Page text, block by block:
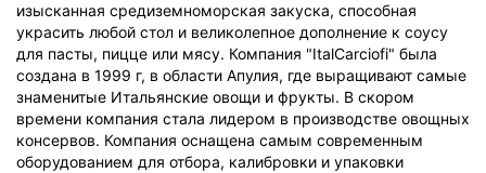
изысканная средиземноморская закуска, способная
украсить любой стол и великолепное дополнение к соусу
для пасты, пицце или мясу. Компания "ItalCarciofi" была
создана в 1999 г, в области Апулия, где выращивают самые
знаменитые Итальянские овощи и фрукты. В скором
времени компания стала лидером в производстве овощных
консервов. Компания оснащена самым современным
оборудованием для отбора, калибровки и упаковки